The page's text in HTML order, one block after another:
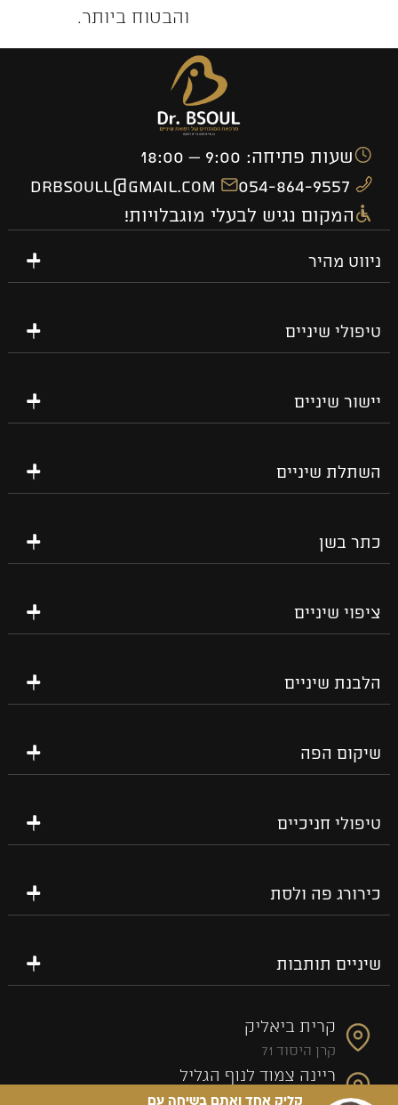
והבטוח ביותר.
שעות פתיחה: 9:00 – 18:00
054-864-9557
drbsoull@gmail.com
המקום נגיש לבעלי מוגבלויות!
ניווט מהיר
טיפולי שיניים
יישור שיניים
השתלת שיניים
כתר בשן
ציפוי שיניים
הלבנת שיניים
שיקום הפה
טיפולי חניכיים
כירורג פה ולסת
שיניים תותבות
קרית ביאליק
קרן היסוד 71
ריינה צמוד לנוף הגליל
פתוחים שישי שבת
קליק אחד ואתם בשיחה עם